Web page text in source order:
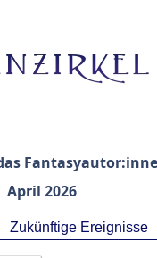
April 2026
Zukünftige Ereignisse